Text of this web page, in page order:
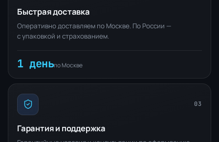
Быстрая доставка
Оперативно доставляем по Москве. По России —
с упаковкой и страхованием.
1 деньпо Москве
03
Гарантия и поддержка